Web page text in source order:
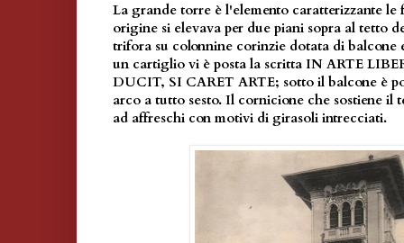
La grande torre è l'elemento caratterizzante
origine si elevava per due piani sopra al tetto
trifora su colonnine corinzie dotata di balcone
un cartiglio vi è posta la scritta IN ARTE
DUCIT, SI CARET ARTE; sotto il balcone è
arco a tutto sesto. Il cornicione che sostiene il
ad affreschi con motivi di girasoli intrecciati.